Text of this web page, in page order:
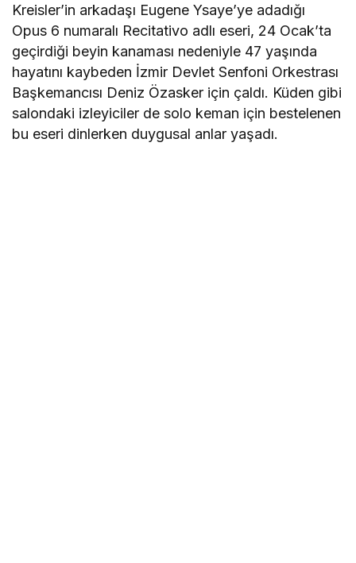
Kreisler’in arkadaşı Eugene Ysaye’ye adadığı
Opus 6 numaralı Recitativo adlı eseri, 24 Ocak’ta
geçirdiği beyin kanaması nedeniyle 47 yaşında
hayatını kaybeden İzmir Devlet Senfoni Orkestrası
Başkemancısı Deniz Özasker için çaldı. Küden gibi
salondaki izleyiciler de solo keman için bestelenen
bu eseri dinlerken duygusal anlar yaşadı.